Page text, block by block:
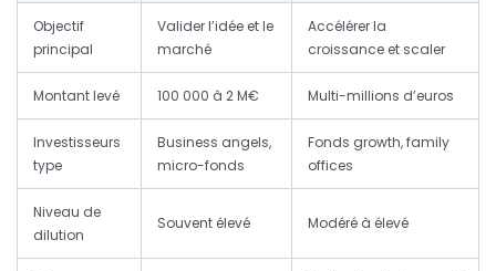
Objectif
principal
Valider l’idée et le
marché
Accélérer la
croissance et scaler
Montant levé 100 000 à 2 M€ Multi-millions d’euros
Investisseurs
type
Business angels,
micro-fonds
Fonds growth, family
offices
Niveau de
dilution
Souvent élevé Modéré à élevé